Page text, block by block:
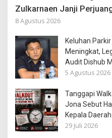
Zulkarnaen Janji
8 Agustus 2026
Keluhan
Meningkat,
Audit Dishub
5 Agustus 2026
Tanggapi
Jona Sebut
Kepala Daerah
29 Juli 2026